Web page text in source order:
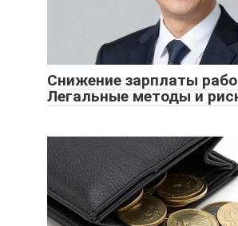
Снижение зарплаты
Легальные методы и